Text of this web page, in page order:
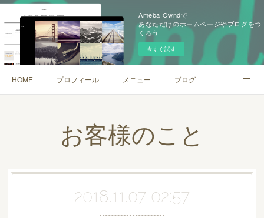
Ameba Owndで
あなただけのホームページやブログをつ
くろう
今すぐ試す
HOME プロフィール メニュー ブログ
お客様のこと
2018.11.07 02:57